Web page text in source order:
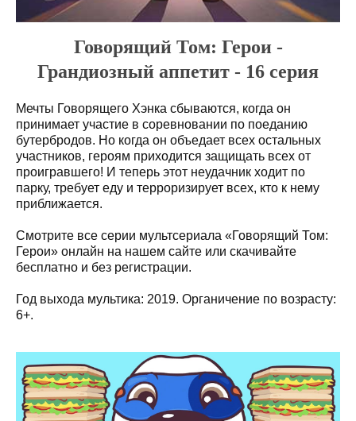
Говорящий Том: Герои -
Грандиозный аппетит - 16 серия
Мечты Говорящего Хэнка сбываются, когда он
принимает участие в соревновании по поеданию
бутербродов. Но когда он объедает всех остальных
участников, героям приходится защищать всех от
проигравшего! И теперь этот неудачник ходит по
парку, требует еду и терроризирует всех, кто к нему
приближается.
Смотрите все серии мультсериала «Говорящий Том:
Герои» онлайн на нашем сайте или скачивайте
бесплатно и без регистрации.
Год выхода мультика: 2019. Органичение по возрасту:
6+.